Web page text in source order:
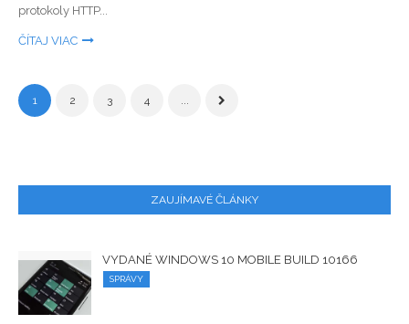
protokoly HTTP...
ČÍTAJ VIAC
1 2 3 4 ...
ZAUJÍMAVÉ ČLÁNKY
VYDANÉ WINDOWS 10 MOBILE BUILD 10166
SPRÁVY